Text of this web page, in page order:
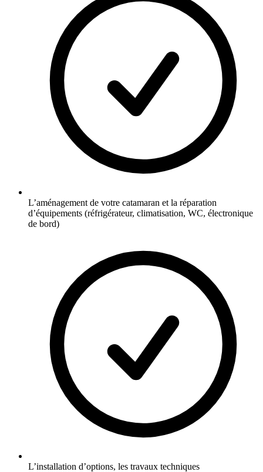
L’aménagement de votre catamaran et la réparation
d’équipements (réfrigérateur, climatisation, WC, électronique
de bord)
L’installation d’options, les travaux techniques